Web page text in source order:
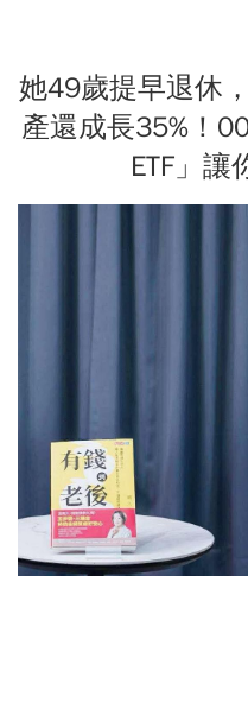
她49歲提早退休
產還成長35%！
ETF」讓